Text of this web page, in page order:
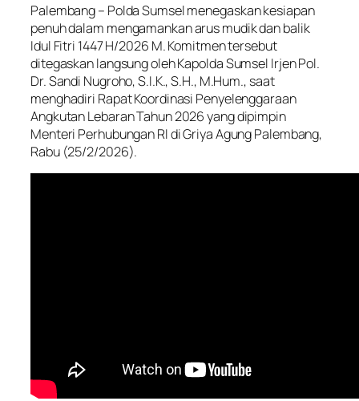
Palembang – Polda Sumsel menegaskan kesiapan
penuh dalam mengamankan arus mudik dan balik
Idul Fitri 1447 H/2026 M. Komitmen tersebut
ditegaskan langsung oleh Kapolda Sumsel Irjen Pol.
Dr. Sandi Nugroho, S.I.K., S.H., M.Hum., saat
menghadiri Rapat Koordinasi Penyelenggaraan
Angkutan Lebaran Tahun 2026 yang dipimpin
Menteri Perhubungan RI di Griya Agung Palembang,
Rabu (25/2/2026).